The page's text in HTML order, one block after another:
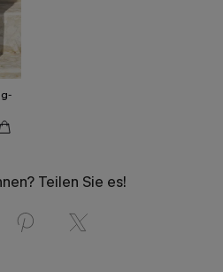
Teilen Sie es!